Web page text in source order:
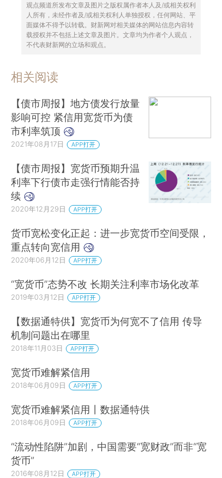
观点频道所发布文章及图片之版权属作者本人及/或相关权利
人所有，未经作者及/或相关权利人单独授权，任何网站、平
面媒体不得予以转载。财新网对相关媒体的网站信息内容转
载授权并不包括上述文章及图片。文章均为作者个人观点，
不代表财新网的立场和观点。
相关阅读
【债市周报】地方债发行放量
影响可控 紧信用宽货币为债
市利率筑顶
2021年08月17日 APP打开
【债市周报】宽货币预期升温
利率下行债市走强行情能否持
续
2020年12月29日 APP打开
货币宽松变化正起：进一步宽货币空间受限，
重点转向宽信用
2020年06月12日 APP打开
“宽货币”态势不改 长期关注利率市场化改革
2019年03月12日 APP打开
【数据通特供】宽货币为何宽不了信用 传导
机制问题出在哪里
2018年11月03日 APP打开
宽货币难解紧信用
2018年06月09日 APP打开
宽货币难解紧信用丨数据通特供
2018年06月09日 APP打开
“流动性陷阱”加剧，中国需要“宽财政”而非“宽
货币”
2016年08月12日 APP打开